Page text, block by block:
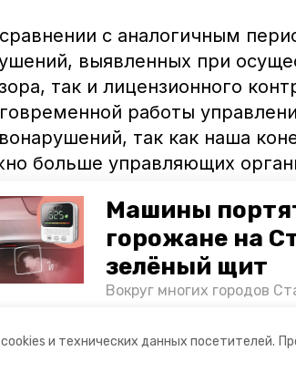
и технических данных посетителей.
Машины
горожане на
зелёный щит
Вокруг многих городов
лесопарковые зоны,
и каким воздухом дышат
с аналогичным
выявленных при
так и лицензионного
работы
так как наша
больше управляющих
Соболев.
что собрания
заочно.